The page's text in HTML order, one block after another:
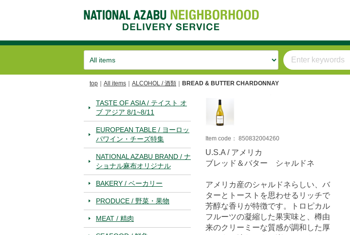
top All items ALCOHOL / 酒類 BREAD & BUTTER CHARDONNAY
TASTE OF ASIA / テイスト オ
ブ アジア 8/1~8/11
EUROPEAN TABLE / ヨーロッ
パワイン・チーズ特集
NATIONAL AZABU BRAND / ナ
ショナル麻布オリジナル
BAKERY / ベーカリー
PRODUCE / 野菜・果物
MEAT / 精肉
Item code： 850832004260
U.S.A / アメリカ
ブレッド＆バター シャルドネ
アメリカ産のシャルドネらしい、バ
ターとトーストを思わせるリッチで
芳醇な香りが特徴です。トロピカル
フルーツの凝縮した果実味と、樽由
来のクリーミーな質感が調和した厚